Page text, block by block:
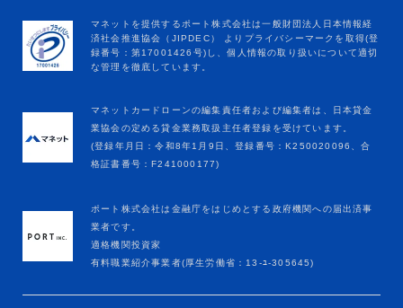
マネットカードローンの編集責任者および編集者は、日本貸金
業協会の定める貸金業務取扱主任者登録を受けています。
(登録年月日：令和8年1月9日、登録番号：K250020096、合
格証書番号：F241000177)
ポート株式会社は金融庁をはじめとする政府機関への届出済事
業者です。
適格機関投資家
有料職業紹介事業者(厚生労働省：13-ﾕ-305645)